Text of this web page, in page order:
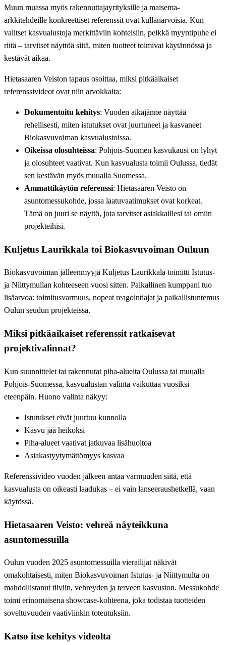
Muun muassa myös rakennuttajayrityksille ja maisema-
arkkitehdeille konkreettiset referenssit ovat kullanarvoisia. Kun
valitset kasvualustoja merkittäviin kohteisiin, pelkkä myyntipuhe ei
riitä – tarvitset näyttöä siitä, miten tuotteet toimivat käytännössä ja
kestävät aikaa.
Hietasaaren Veiston tapaus osoittaa, miksi pitkäaikaiset
referenssivideot ovat niin arvokkaita:
Dokumentoitu kehitys: Vuoden aikajänne näyttää
rehellisesti, miten istutukset ovat juurtuneet ja kasvaneet
Biokasvuvoiman kasvualustoissa.
Oikeissa olosuhteissa: Pohjois-Suomen kasvukausi on lyhyt
ja olosuhteet vaativat. Kun kasvualusta toimii Oulussa, tiedät
sen kestävän myös muualla Suomessa.
Ammattikäytön referenssi: Hietasaaren Veisto on
asuntomessukohde, jossa laatuvaatimukset ovat korkeat.
Tämä on juuri se näyttö, jota tarvitset asiakkaillesi tai omiin
projekteihisi.
Kuljetus Laurikkala toi Biokasvuvoiman Ouluun
Biokasvuvoiman jälleenmyyjä Kuljetus Laurikkala toimitti Istutus-
ja Niittymullan kohteeseen vuosi sitten. Paikallinen kumppani tuo
lisäarvoa: toimitusvarmuus, nopeat reagointiajat ja paikallistuntemus
Oulun seudun projekteissa.
Miksi pitkäaikaiset referenssit ratkaisevat
projektivalinnat?
Kun suunnittelet tai rakennutat piha-alueita Oulussa tai muualla
Pohjois-Suomessa, kasvualustan valinta vaikuttaa vuosiksi
eteenpäin. Huono valinta näkyy:
Istutukset eivät juurtuu kunnolla
Kasvu jää heikoksi
Piha-alueet vaativat jatkuvaa lisähuoltoa
Asiakastyytymättömyys kasvaa
Referenssivideo vuoden jälkeen antaa varmuuden siitä, että
kasvualusta on oikeasti laadukas – ei vain lanseeraushetkellä, vaan
käytössä.
Hietasaaren Veisto: vehreä näyteikkuna
asuntomessuilla
Oulun vuoden 2025 asuntomessuilla vierailijat näkivät
omakohtaisesti, miten Biokasvuvoiman Istutus- ja Niittymulta on
mahdollistanut tiiviin, vehreyden ja terveen kasvuston. Messukohde
toimi erinomaisena showcase-kohteena, joka todistaa tuotteiden
soveltuvuuden vaativiinkin toteutuksiin.
Katso itse kehitys videolta